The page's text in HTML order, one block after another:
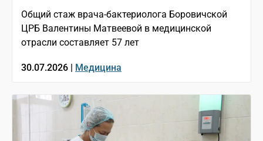
Общий стаж врача-бактериолога Боровичской
ЦРБ Валентины Матвеевой в медицинской
отрасли составляет 57 лет
30.07.2026 | Медицина